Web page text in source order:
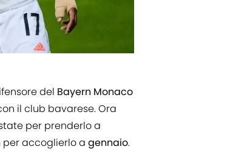
del Bayern Monaco
il club bavarese. Ora
per prenderlo a
per accoglierlo a gennaio.